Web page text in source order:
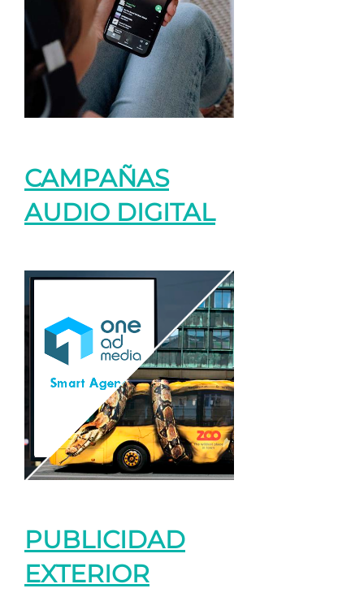
CAMPAÑAS
AUDIO DIGITAL
PUBLICIDAD
EXTERIOR